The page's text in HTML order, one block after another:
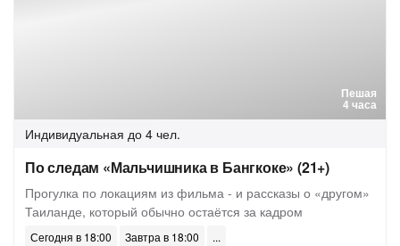
Пешая
4 часа
Индивидуальная до 4 чел.
По следам «Мальчишника в Бангкоке» (21+)
Прогулка по локациям из фильма - и рассказы о «другом»
Таиланде, который обычно остаётся за кадром
Сегодня в 18:00
Завтра в 18:00